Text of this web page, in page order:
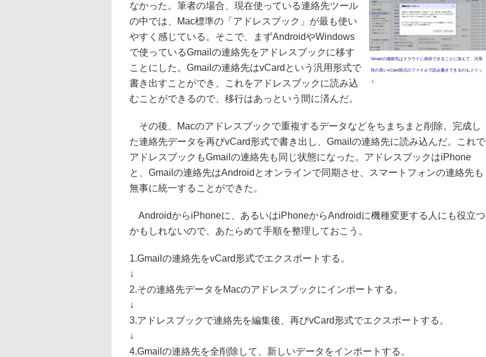
Gmailの連絡先はクラウドに保存できることに加えて、汎用
性の高いvCard形式のファイルで読み書きできるのもメリッ
ト
なかった。筆者の場合、現在使っている連絡先ツール
の中では、Mac標準の「アドレスブック」が最も使い
やすく感じている。そこで、まずAndroidやWindows
で使っているGmailの連絡先をアドレスブックに移す
ことにした。Gmailの連絡先はvCardという汎用形式で
書き出すことができ、これをアドレスブックに読み込
むことができるので、移行はあっという間に済んだ。
その後、Macのアドレスブックで重複するデータなどをちまちまと削除。完成し
た連絡先データを再びvCard形式で書き出し、Gmailの連絡先に読み込んだ。これで
アドレスブックもGmailの連絡先も同じ状態になった。アドレスブックはiPhone
と、Gmailの連絡先はAndroidとオンラインで同期させ、スマートフォンの連絡先も
無事に統一することができた。
AndroidからiPhoneに、あるいはiPhoneからAndroidに機種変更する人にも役立つ
かもしれないので、あたらめて手順を整理しておこう。
1.Gmailの連絡先をvCard形式でエクスポートする。
↓
2.その連絡先データをMacのアドレスブックにインポートする。
↓
3.アドレスブックで連絡先を編集後、再びvCard形式でエクスポートする。
↓
4.Gmailの連絡先を全削除して、新しいデータをインポートする。